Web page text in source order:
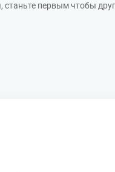
первым чтобы